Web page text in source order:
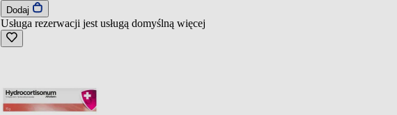
Dodaj
Usługa rezerwacji jest usługą domyślną więcej